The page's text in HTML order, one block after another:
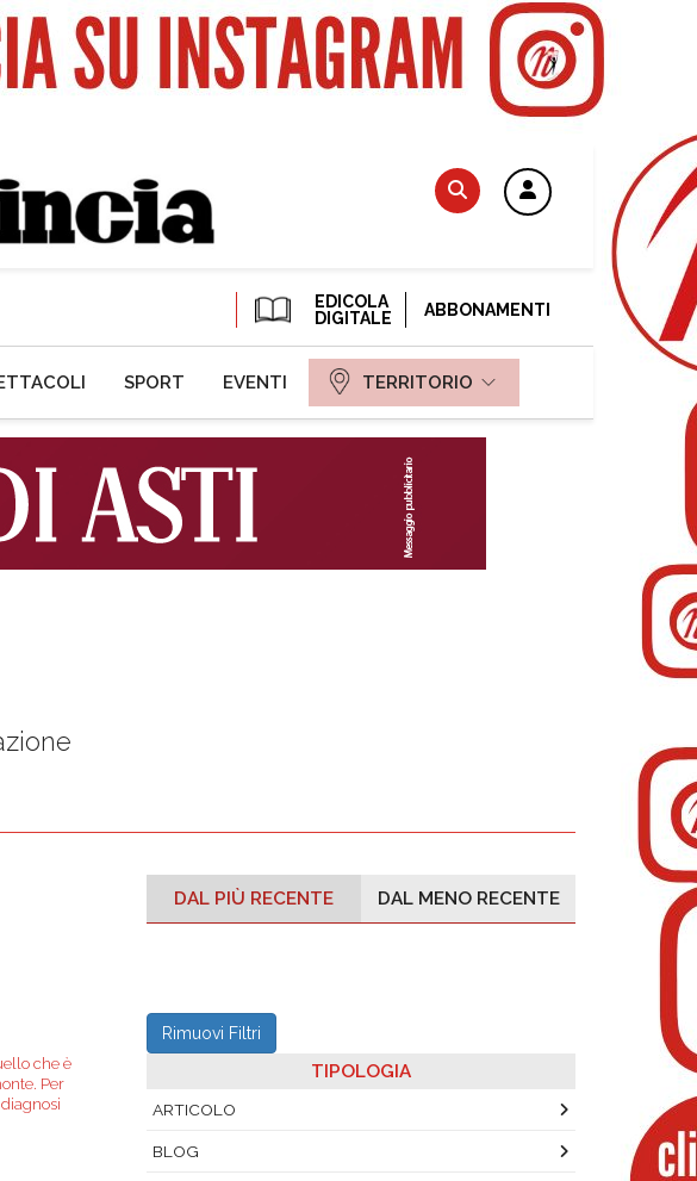
EDICOLA
DIGITALE
ABBONAMENTI
SPORT EVENTI TERRITORIO
che è
Per
DAL PIÙ RECENTE DAL MENO RECENTE
Rimuovi Filtri
TIPOLOGIA
ARTICOLO
BLOG